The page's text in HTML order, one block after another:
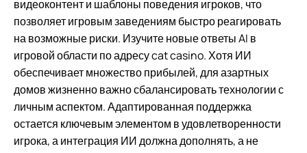
видеоконтент и шаблоны поведения игроков, что
позволяет игровым заведениям быстро реагировать
на возможные риски. Изучите новые ответы AI в
игровой области по адресу cat casino. Хотя ИИ
обеспечивает множество прибылей, для азартных
домов жизненно важно сбалансировать технологии с
личным аспектом. Адаптированная поддержка
остается ключевым элементом в удовлетворенности
игрока, а интеграция ИИ должна дополнять, а не